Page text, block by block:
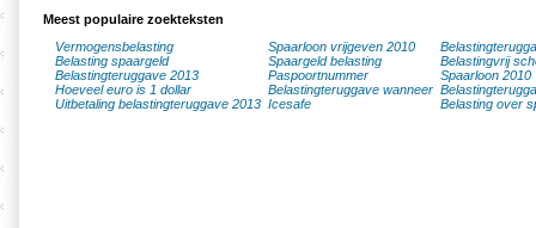
Meest populaire zoekteksten
Vermogensbelasting
Spaarloon vrijgeven 2010
Belasting spaargeld
Spaargeld belasting
Belastingvrij
Belastingteruggave 2013
Paspoortnummer
Spaarloon 2010
Hoeveel euro is 1 dollar
Belastingteruggave wanneer
Uitbetaling belastingteruggave 2013 Icesafe Belasting over